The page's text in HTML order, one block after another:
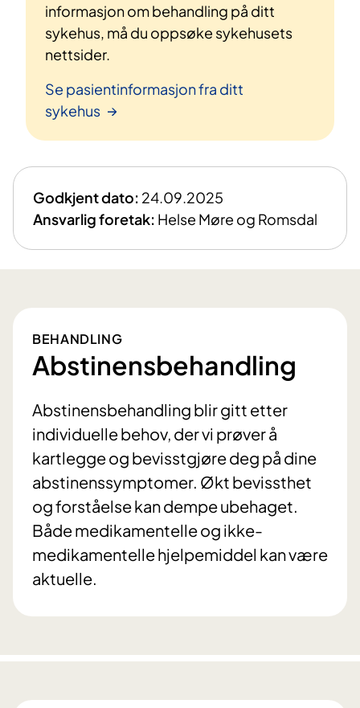
informasjon om behandling på ditt
sykehus, må du oppsøke sykehusets
nettsider.
Se pasientinformasjon fra ditt
sykehus
Godkjent dato: 24.09.2025
Ansvarlig foretak: Helse Møre og Romsdal
BEHANDLING
Abstinensbehandling
Abstinensbehandling blir gitt etter
individuelle behov, der vi prøver å
kartlegge og bevisstgjøre deg på dine
abstinenssymptomer. Økt bevissthet
og forståelse kan dempe ubehaget.
Både medikamentelle og ikke-
medikamentelle hjelpemiddel kan være
aktuelle.